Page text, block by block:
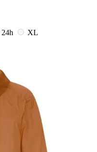
24h
XL